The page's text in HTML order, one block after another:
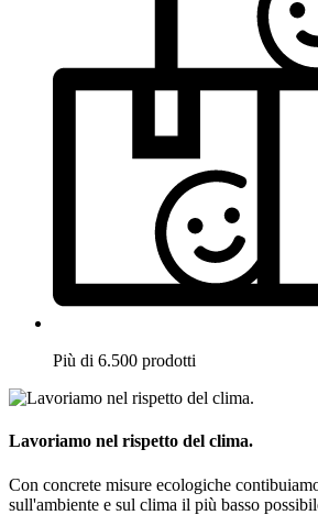
Più di 6.500 prodotti
Lavoriamo nel rispetto del clima.
Con concrete misure ecologiche
sull'ambiente e sul clima il più basso